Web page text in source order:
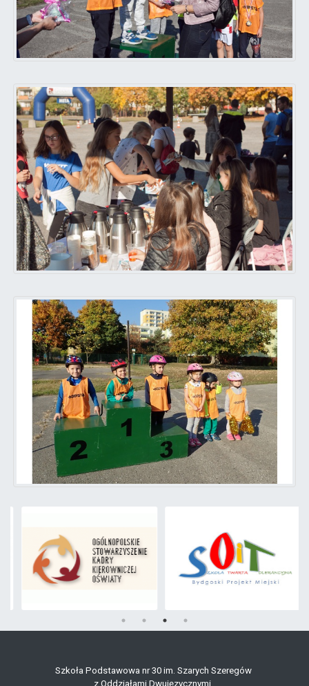
Szkoła Podstawowa nr 30 im. Szarych Szeregów
z Oddziałami Dwujęzycznymi